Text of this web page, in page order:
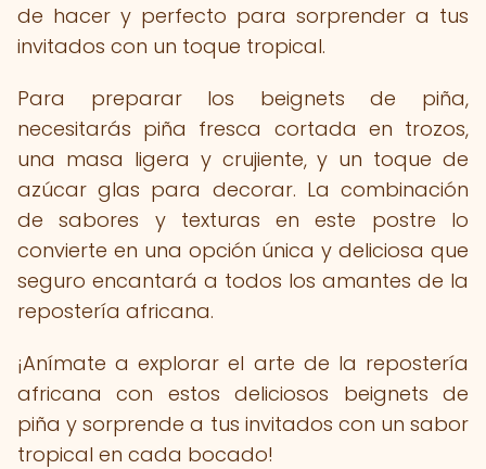
de hacer y perfecto para sorprender a tus
invitados con un toque tropical.
Para preparar los beignets de piña,
necesitarás piña fresca cortada en trozos,
una masa ligera y crujiente, y un toque de
azúcar glas para decorar. La combinación
de sabores y texturas en este postre lo
convierte en una opción única y deliciosa que
seguro encantará a todos los amantes de la
repostería africana.
¡Anímate a explorar el arte de la repostería
africana con estos deliciosos beignets de
piña y sorprende a tus invitados con un sabor
tropical en cada bocado!